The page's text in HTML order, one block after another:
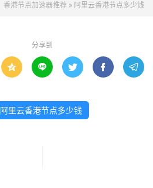
香港节点加速器推荐 » 阿里云香港节点多少钱
分享到
    
阿里云香港节点多少钱